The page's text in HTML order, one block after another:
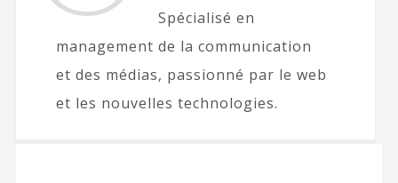
Spécialisé en
management de la communication
et des médias, passionné par le web
et les nouvelles technologies.